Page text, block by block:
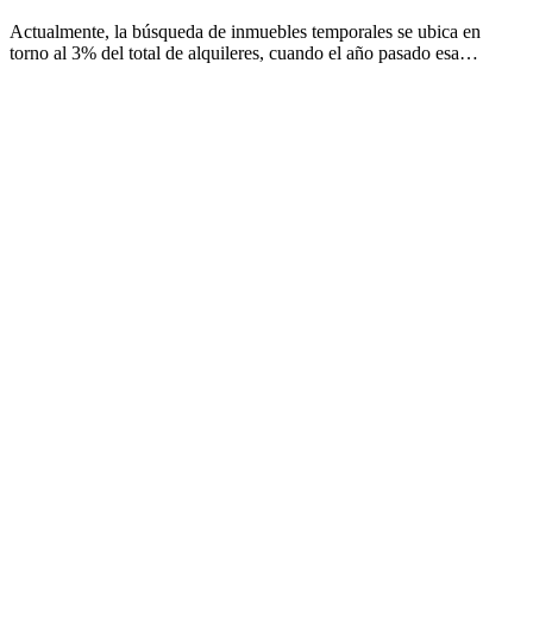
Actualmente, la búsqueda de inmuebles temporales se ubica en
torno al 3% del total de alquileres, cuando el año pasado esa…